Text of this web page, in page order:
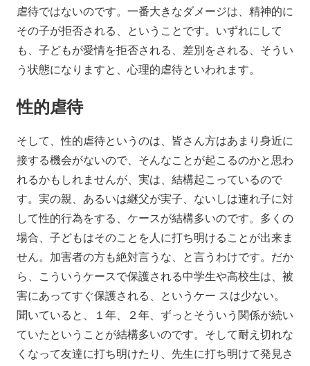
虐待ではないのです。一番大きなダメージは、精神的に
その子が拒否される、ということです。いずれにして
も、子どもが愛情を拒否される、差別をされる、そうい
う状態になりますと、心理的虐待といわれます。
性的虐待
そして、性的虐待というのは、皆さん方はあまり身近に
接する機会がないので、そんなことが起こるのかと思わ
れるかもしれませんが、実は、結構起こっているので
す。実の親、あるいは継父が実子、ないしは連れ子に対
して性的行為をする、ケースが結構多いのです。多くの
場合、子どもはそのことを人に打ち明けることが出来ま
せん。加害者の方も絶対言うな、と言うわけです。だか
ら、こういうケースで保護される中学生や高校生は、被
害にあってすぐ保護される、というケー スは少ない。
聞いていると、１年、２年、ずっとそういう関係が続い
ていたということが結構多いのです。そして耐え切れな
くなって友達に打ち明けたり、先生に打ち明けて発見さ